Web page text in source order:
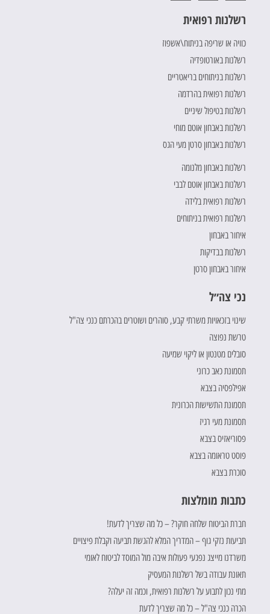
רשלנות רפואית
כוויה או שריפה בניתוח\אשפוז
רשלנות באורטופדיה
רשלנות בניתוחים בריאטריים
רשלנות רפואית בהרדמה
רשלנות בטיפול שיניים
רשלנות באבחון אוטם מוחי
רשלנות באבחון סרטן מעי הגס
רשלנות באבחון מלנומה
רשלנות באבחון אוטם לבבי
רשלנות רפואית בלידה
רשלנות רפואית בניתוחים
איחור באבחון
רשלנות בבדיקות
איחור באבחון סרטן
נכי צה״ל
שינוי בזכאויות משרתי קבע, סוהרים ושוטרים בהכרתם כנכי צה"ל
טרשת נפוצה
סובלים מטנטון או ליקוי שמיעה
תסמונת כאב כרוני
אפילפסיה בצבא
תסמונת התשישות הכרונית
תסמונת מעי רגיז
פסוריאזיס בצבא
פוסט טראומה בצבא
סוכרת בצבא
כתבות מומלצות
חברת הביטוח שלחה חוקר? – כל מה שצריך לדעת!
תביעות נזקי גוף – המדריך המלא להגשת תביעה וקבלת פיצויים
משרדנו מייצג נפגעי פעולות איבה מול המוסד לביטוח לאומי
תאונת עבודה בשל רשלנות המעסיק
מתי נכון לתבוע על רשלנות רפואית, וכמה זה יעלה?
הכרה כנכי צה"ל – כל מה שצריך לדעת